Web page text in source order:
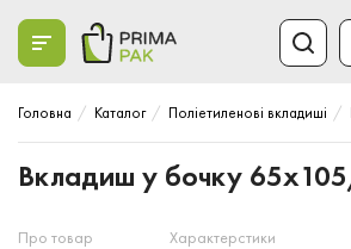
Головна Каталог Поліетиленові вкладиші
Вкладиш у бочку
Про товар Характерстики